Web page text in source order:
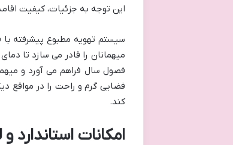
این توجه به جزئیات، کیفیت
سیستم تهویه مطبوع پیشرفته
میهمانان را قادر می سازد تا
فصول سال فراهم می آورد و
فضایی گرم و راحت را در مواقع
کند.
امکانات